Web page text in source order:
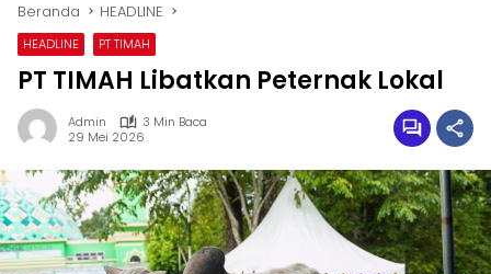
Beranda HEADLINE
HEADLINE PT TIMAH
PT TIMAH Libatkan Peternak Lokal
Admin
3 Min Baca
29 Mei 2026